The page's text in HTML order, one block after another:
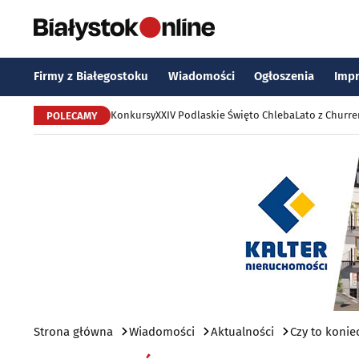
Firmy z Białegostoku Wiadomości Ogłoszenia
POLECAMY KonkursyXXIV Podlaskie Święto ChlebaLato z
Strona główna Wiadomości Aktualności Czy to